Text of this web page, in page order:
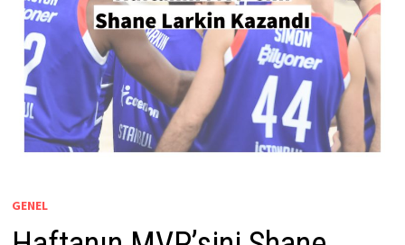
GENEL